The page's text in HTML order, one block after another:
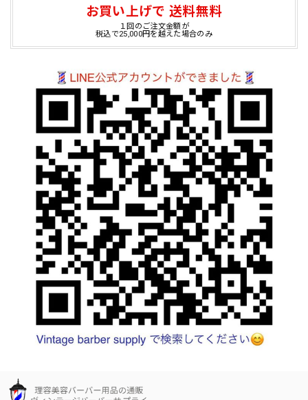
お買い上げで 送料無料
１回のご注文金額が
税込で25,000円を越えた場合のみ